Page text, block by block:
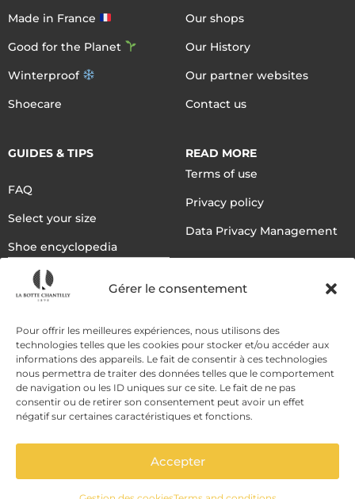
Gérer le consentement
Pour offrir les meilleures expériences, nous utilisons des
technologies telles que les cookies pour stocker et/ou accéder aux
informations des appareils. Le fait de consentir à ces technologies
nous permettra de traiter des données telles que le comportement
de navigation ou les ID uniques sur ce site. Le fait de ne pas
consentir ou de retirer son consentement peut avoir un effet
négatif sur certaines caractéristiques et fonctions.
Accepter
Made in France
Good for the Planet
Winterproof
Shoecare
Our shops
Our History
Our partner websites
Contact us
GUIDES & TIPS
FAQ
Select your size
Shoe encyclopedia
English
READ MORE
Terms of use
Privacy policy
Data Privacy Management
DELIVERY METHODS
PAYMENT METHODS